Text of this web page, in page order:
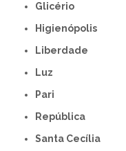
Glicério
Higienópolis
Liberdade
Luz
Pari
República
Santa Cecília